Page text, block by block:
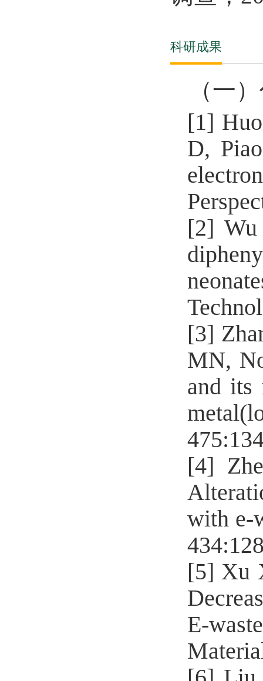
科研成果
（一
[1]
D,
[2]
[3]
MN,
and its
475:
[4]
with e-
434
[5]Xu
E-